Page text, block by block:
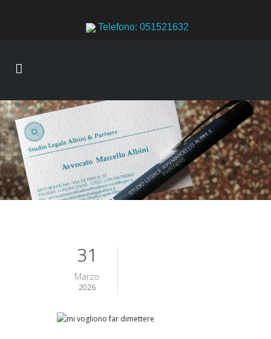
Telefono: 051521632
31
Marzo
2026